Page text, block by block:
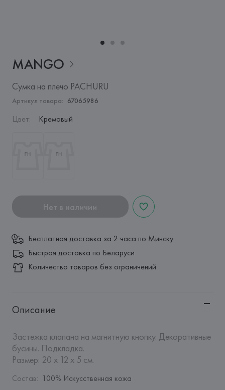
MANGO
Сумка на плечо PACHURU
Артикул товара: 67065986
Цвет: Кремовый
Нет в наличии
Бесплатная доставка за 2 часа по Минску
Быстрая доставка по Беларуси
Количество товаров без ограничений
Описание
Застежка клапана на магнитную кнопку. Декоративные
бусины. Подкладка.
Размер: 20 х 12 х 5 см.
Состав: 100% Искусственная кожа